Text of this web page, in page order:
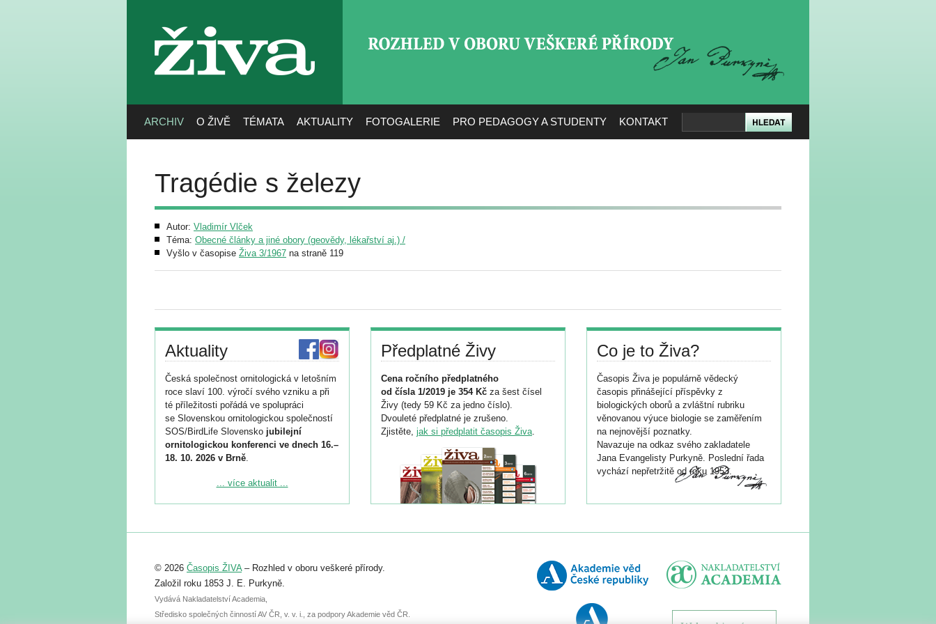
živa
ARCHIV O ŽIVĚ TÉMATA AKTUALITY FOTOGALERIE PRO PEDAGOGY A STUDENTY KONTAKT
Tragédie s železy
Autor: Vladimír Vlček
Téma: Obecné články a jiné obory (geovědy, lékařství aj.) /
Vyšlo v časopise Živa 3/1967 na straně 119
Aktuality
Česká společnost ornitologická v letošním
roce slaví 100. výročí svého vzniku a při
té příležitosti pořádá ve spolupráci
se Slovenskou ornitologickou společností
SOS/BirdLife Slovensko jubilejní
ornitologickou konferenci ve dnech 16.–
18. 10. 2026 v Brně.
Podrobnější informace ke konferenci
Registrovat se můžete do 6. září.
abstraktu přihlášené přednášky nebo
posteru je už 30. června.
... více aktualit ...
Předplatné Živy
Cena ročního předplatného
od čísla 1/2019 je 354 Kč za šest čísel
Živy (tedy 59 Kč za jedno číslo).
Dvouleté předplatné je zrušeno.
Zjistěte, jak si předplatit časopis Živa.
Co je to Živa?
Časopis Živa je populárně vědecký
časopis přinášející příspěvky z
biologických oborů a zvláštní rubriku
věnovanou výuce biologie se zaměřením
na nejnovější poznatky.
Navazuje na odkaz svého zakladatele
Jana Evangelisty Purkyně. Poslední řada
vychází nepřetržitě od roku 1953.
© 2026 Časopis ŽIVA– Rozhled v oboru veškeré přírody.
Založil roku 1853 J. E. Purkyně.
Vydává Nakladatelství Academia,
Středisko společných činností AV ČR, v. v. i., za podpory Akademie věd ČR.